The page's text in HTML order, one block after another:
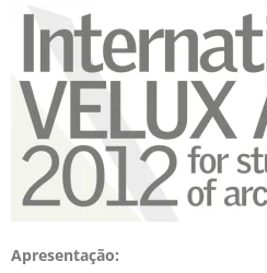
Apresentação: